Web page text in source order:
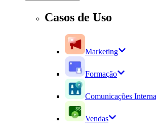
Casos de Uso
Marketing
Formação
Comunicações
Vendas